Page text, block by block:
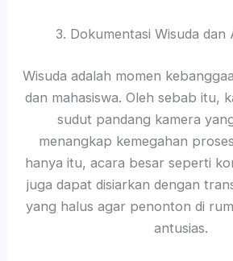
3. Dokumentasi Wisuda dan
Wisuda adalah momen
dan mahasiswa. Oleh sebab itu,
sudut pandang kamera
menangkap kemegahan
hanya itu, acara besar seperti
juga dapat disiarkan dengan
yang halus agar penonton di
antusias.